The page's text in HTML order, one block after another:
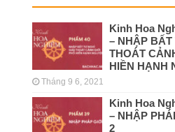
Kinh Hoa
– NHẬP
THOÁT
HIỀN HẠNH
Tháng 9 6, 2021
Kinh Hoa
– NHẬP
2